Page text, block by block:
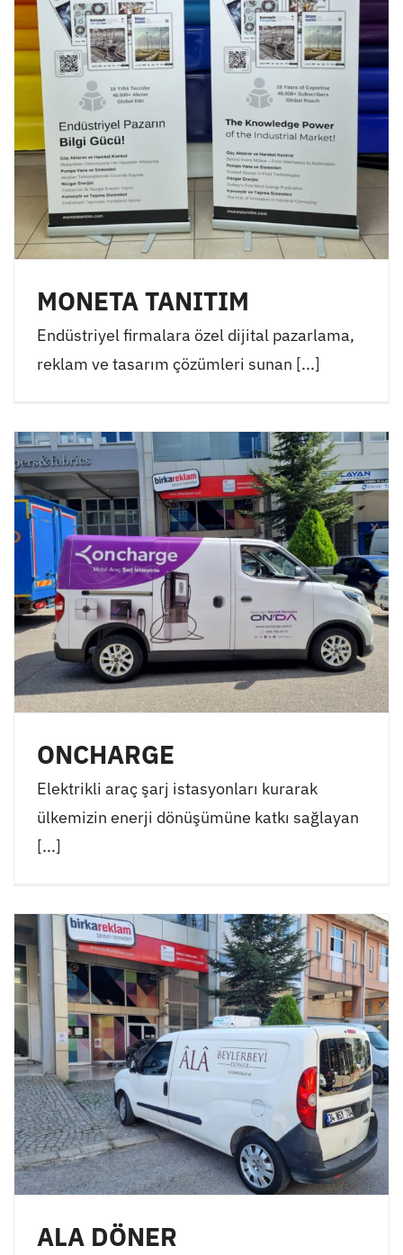
MONETA TANITIM
Endüstriyel firmalara özel dijital pazarlama,
reklam ve tasarım çözümleri sunan [...]
ONCHARGE
Elektrikli araç şarj istasyonları kurarak
ülkemizin enerji dönüşümüne katkı sağlayan
[...]
ALA DÖNER